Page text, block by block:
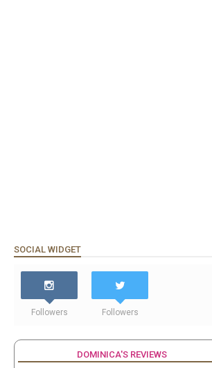
SOCIAL WIDGET
Followers Followers
DOMINICA'S REVIEWS